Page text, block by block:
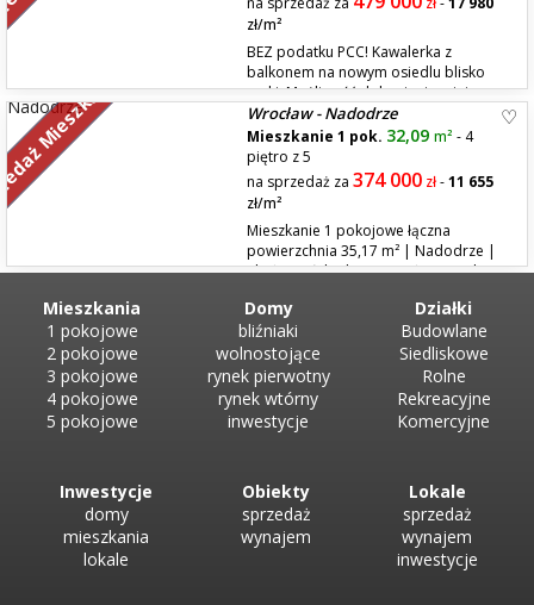
zł/m²
BEZ podatku PCC! Kawalerka z
balkonem na nowym osiedlu blisko
rzeki. Możliwość dokupienia miejsca
postojowego na parkingu podziemnym oraz komórki lokatorskiej.
Osiedle powstało tuż przy Odrze, na Starym Mieście. Tej wyjątkowej
lokalizacji zawdzięcza swój charakter – wielkomiejski, z doskonałą ko...
Mieszkań Wrocław - Nadodrze
Mieszkanie 1 pok. 32,09m² - 4
piętro z 5
na sprzedaż za374 000 zł-11 655
zł/m²
Mieszkanie 1 pokojowe łączna
powierzchnia 35,17 m² | Nadodrze |
ul. Słowiańska | potencjał na 2 pokoje
m², położone w atrakcyjnej części Wrocławia – Nadodrze, ul. Słowiańska.
To doskonała propozycja zarówno dla inwestorów, jak i dla...
Mieszkania
1 pokojowe
2 pokojowe
3 pokojowe
4 pokojowe
5 pokojowe
Domy
bliźniaki
wolnostojące
rynek pierwotny
rynek wtórny
inwestycje
Działki
Budowlane
Siedliskowe
Rolne
Rekreacyjne
Komercyjne
Inwestycje
domy
mieszkania
lokale
Obiekty
sprzedaż
wynajem
Lokale
sprzedaż
wynajem
inwestycje